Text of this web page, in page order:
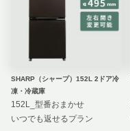
SHARP（シャープ）152L 2ドア冷
凍・冷蔵庫
152L_型番おまかせ
いつでも返せるプラン